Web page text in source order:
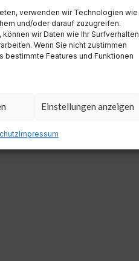
verwenden wir Technologien wie
und/oder darauf zuzugreifen.
wir Daten wie Ihr Surfverhalten
Wenn Sie nicht zustimmen
bestimmte Features und Funktionen
Einstellungen anzeigen
Impressum